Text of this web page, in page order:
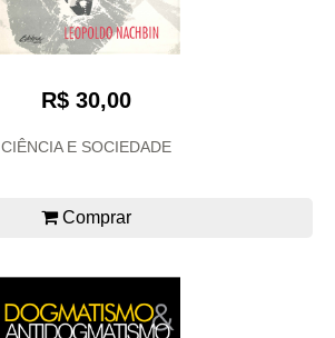
R$ 30,00
CIÊNCIA E SOCIEDADE
Comprar